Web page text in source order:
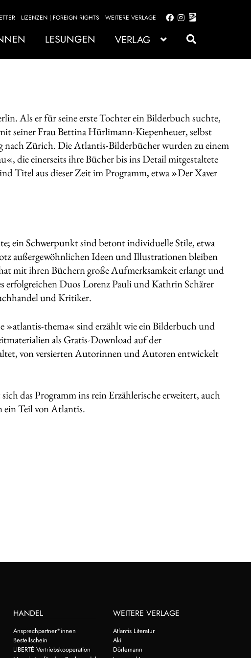
LIZENZEN | FOREIGN RIGHTS WEITERE VERLAGE
Zur
springen
Zum
springen
LESUNGEN VERLAG
Als er für seine erste Tochter ein Bilderbuch suchte,
seiner Frau Bettina Hürlimann-Kiepenheuer, selbst
nach Zürich. Die Atlantis-Bilderbücher wurden zu einem
die einerseits ihre Bücher bis ins Detail mitgestaltete
Titel aus dieser Zeit im Programm, etwa »Der Xaver
ein Schwerpunkt sind betont ­individuelle Stile, etwa
­außergewöhnlichen Ideen und Illustrationen bleiben
mit ihren Büchern große Aufmerksamkeit erlangt und
Duos Lorenz Pauli und Kathrin Schärer
und Kritiker.
»atlantis-thema« sind erzählt wie ein Bilderbuch und
als Gratis-Download auf der
von versierten Autorinnen und Autoren entwickelt
das Programm ins rein Erzählerische erweitert, auch
ein Teil von Atlantis.
HANDEL
Ansprechpartner*innen
Bestellschein
LIBERTÉ Vertriebskooperation
WEITERE VERLAGE
Atlantis Literatur
Aki
Dörlemann